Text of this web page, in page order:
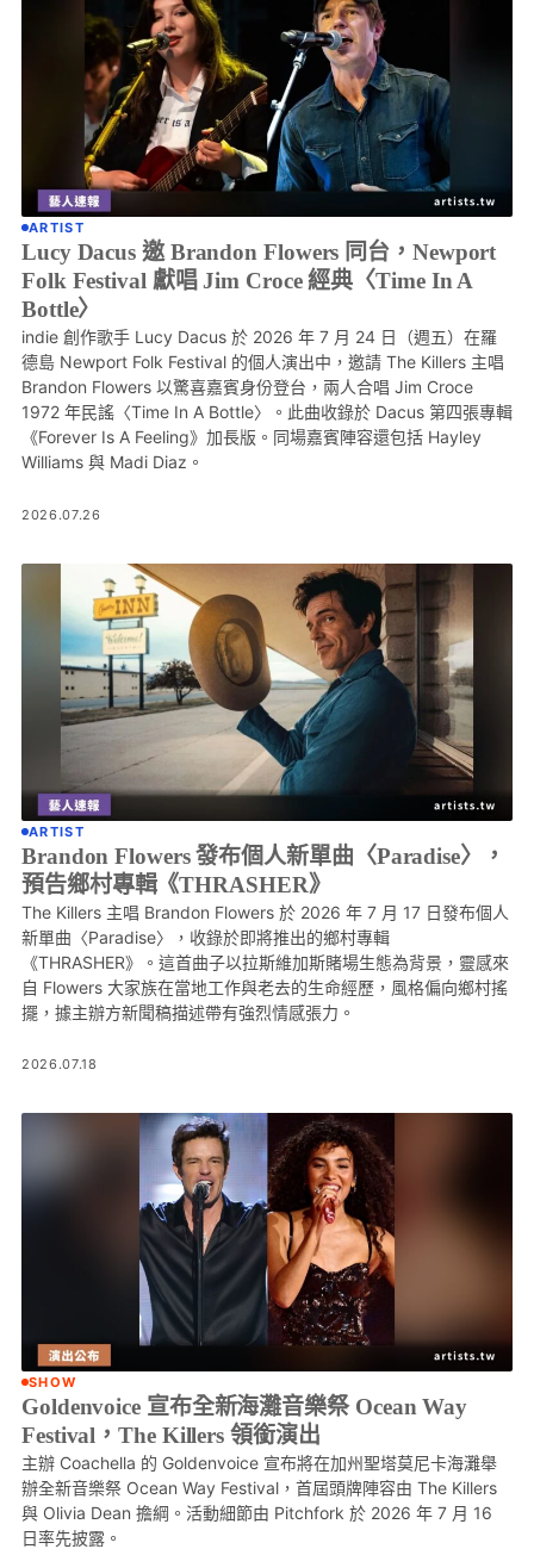
ARTIST
Lucy Dacus 邀 Brandon Flowers 同台，Newport
Folk Festival 獻唱 Jim Croce 經典〈Time In A
Bottle〉
indie 創作歌手 Lucy Dacus 於 2026 年 7 月 24 日（週五）在羅
德島 Newport Folk Festival 的個人演出中，邀請 The Killers 主唱
Brandon Flowers 以驚喜嘉賓身份登台，兩人合唱 Jim Croce
1972 年民謠〈Time In A Bottle〉。此曲收錄於 Dacus 第四張專輯
《Forever Is A Feeling》加長版。同場嘉賓陣容還包括 Hayley
Williams 與 Madi Diaz。
2026.07.26
ARTIST
Brandon Flowers 發布個人新單曲〈Paradise〉，
預告鄉村專輯《THRASHER》
The Killers 主唱 Brandon Flowers 於 2026 年 7 月 17 日發布個人
新單曲〈Paradise〉，收錄於即將推出的鄉村專輯
《THRASHER》。這首曲子以拉斯維加斯賭場生態為背景，靈感來
自 Flowers 大家族在當地工作與老去的生命經歷，風格偏向鄉村搖
擺，據主辦方新聞稿描述帶有強烈情感張力。
2026.07.18
SHOW
Goldenvoice 宣布全新海灘音樂祭 Ocean Way
Festival，The Killers 領銜演出
主辦 Coachella 的 Goldenvoice 宣布將在加州聖塔莫尼卡海灘舉
辦全新音樂祭 Ocean Way Festival，首屆頭牌陣容由 The Killers
與 Olivia Dean 擔綱。活動細節由 Pitchfork 於 2026 年 7 月 16
日率先披露。